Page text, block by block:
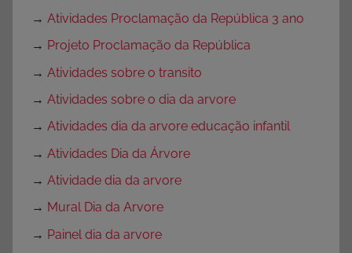
→ Atividades Proclamação da República 3 ano
→ Projeto Proclamação da República
→ Atividades sobre o transito
→ Atividades sobre o dia da arvore
→ Atividades dia da arvore educação infantil
→ Atividades Dia da Árvore
→ Atividade dia da arvore
→ Mural Dia da Arvore
→ Painel dia da arvore